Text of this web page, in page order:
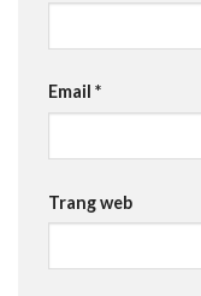
Email *
Trang web